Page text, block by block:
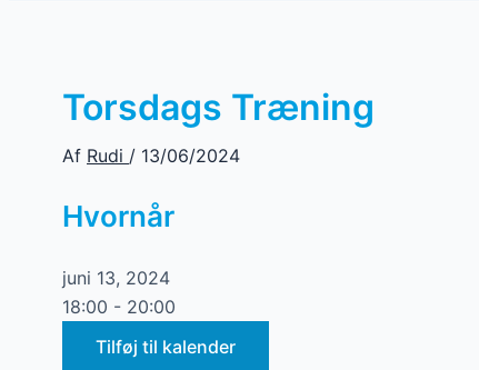
Torsdags Træning
Af Rudi / 13/06/2024
Hvornår
juni 13, 2024
18:00 - 20:00
Tilføj til kalender